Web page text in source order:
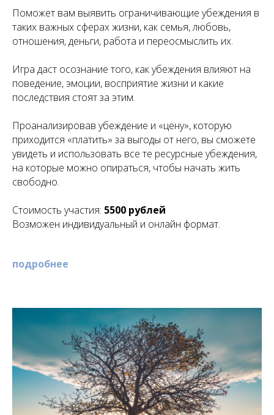
Поможет вам выявить ограничивающие убеждения в
таких важных сферах жизни, как семья, любовь,
отношения, деньги, работа и переосмыслить их.
Игра даст осознание того, как убеждения влияют на
поведение, эмоции, восприятие жизни и какие
последствия стоят за этим.
Проанализировав убеждение и «цену», которую
приходится «платить» за выгоды от него, вы сможете
увидеть и использовать все те ресурсные убеждения,
на которые можно опираться, чтобы начать жить
свободно.
Стоимость участия: 5500 рублей
Возможен индивидуальный и онлайн формат.
подробнее